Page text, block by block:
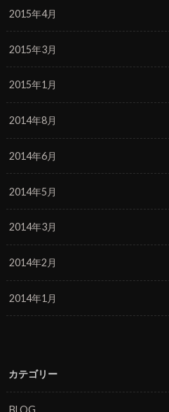
2015年4月
2015年3月
2015年1月
2014年8月
2014年6月
2014年5月
2014年3月
2014年2月
2014年1月
カテゴリー